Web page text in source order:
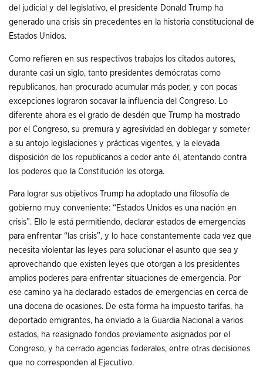
del judicial y del legislativo, el presidente Donald Trump ha
generado una crisis sin precedentes en la historia constitucional de
Estados Unidos.
Como refieren en sus respectivos trabajos los citados autores,
durante casi un siglo, tanto presidentes demócratas como
republicanos, han procurado acumular más poder, y con pocas
excepciones lograron socavar la influencia del Congreso. Lo
diferente ahora es el grado de desdén que Trump ha mostrado
por el Congreso, su premura y agresividad en doblegar y someter
a su antojo legislaciones y prácticas vigentes, y la elevada
disposición de los republicanos a ceder ante él, atentando contra
los poderes que la Constitución les otorga.
Para lograr sus objetivos Trump ha adoptado una filosofía de
gobierno muy conveniente: “Estados Unidos es una nación en
crisis”. Ello le está permitiendo, declarar estados de emergencias
para enfrentar “las crisis”, y lo hace constantemente cada vez que
necesita violentar las leyes para solucionar el asunto que sea y
aprovechando que existen leyes que otorgan a los presidentes
amplios poderes para enfrentar situaciones de emergencia. Por
ese camino ya ha declarado estados de emergencias en cerca de
una docena de ocasiones. De esta forma ha impuesto tarifas, ha
deportado emigrantes, ha enviado a la Guardia Nacional a varios
estados, ha reasignado fondos previamente asignados por el
Congreso, y ha cerrado agencias federales, entre otras decisiones
que no corresponden al Ejecutivo.